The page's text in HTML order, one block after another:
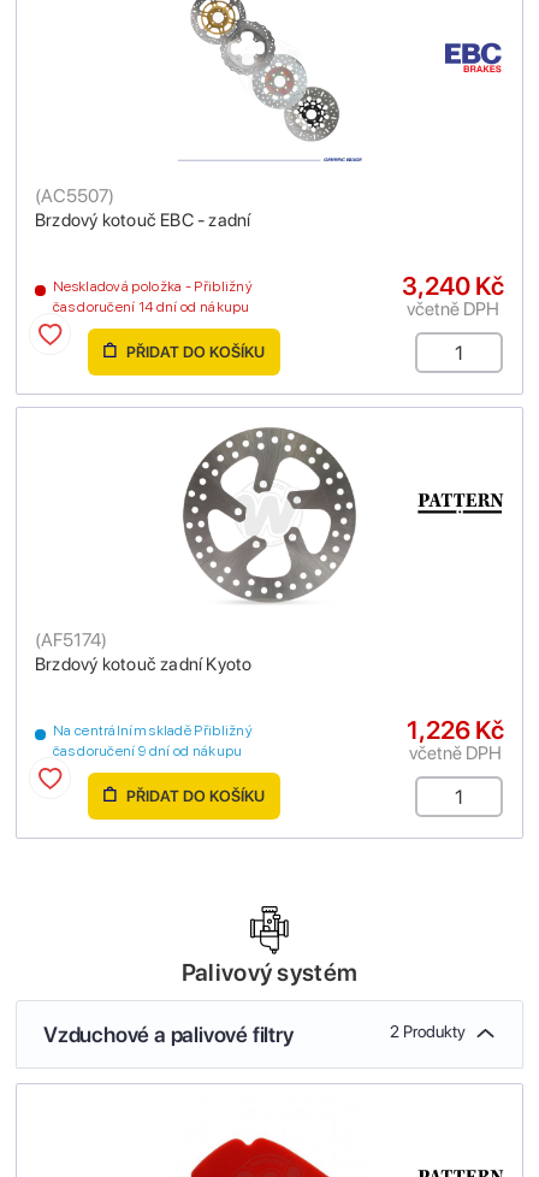
Brzdový kotouč EBC - zadní
(AC5507)
Neskladová položka - Přibližný
čas doručení 14 dní od nákupu
3,240 Kč
včetně DPH
PŘIDAT DO KOŠÍKU
Brzdový kotouč zadní Kyoto
(AF5174)
Na centrálním skladě Přibližný
čas doručení 9 dní od nákupu
1,226 Kč
včetně DPH
PŘIDAT DO KOŠÍKU
Palivový systém
Vzduchové a palivové filtry 2 Produkty